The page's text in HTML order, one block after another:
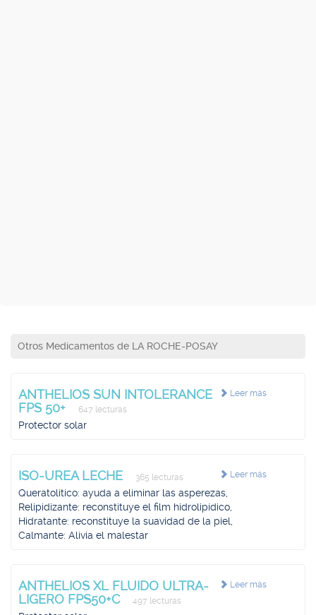
Otros Medicamentos de LA ROCHE-POSAY
Leer más
ANTHELIOS SUN INTOLERANCE
FPS 50+
647 lecturas
Protector solar
Leer más
ISO-UREA LECHE 365 lecturas
Queratolítico: ayuda a eliminar las asperezas,
Relipidizante: reconstituye el film hidrolipídico,
Hidratante: reconstituye la suavidad de la piel,
Calmante: Alivia el malestar
Leer más
ANTHELIOS XL FLUIDO ULTRA-
LIGERO FPS50+C
497 lecturas